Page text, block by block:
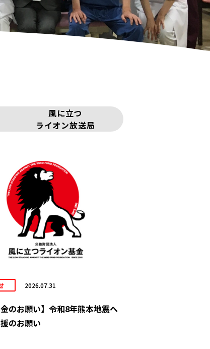
風に立つ
ライオン放送局
2026.07.31
金のお願い】令和8年熊本地震へ
のお願い